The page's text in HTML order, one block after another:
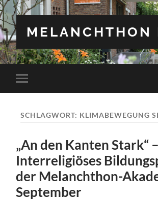
MELANCHTHON
Mobile-
Menü
SCHLAGWORT: KLIMABEWEGUNG
„An den Kanten Stark“ –
Interreligiöses
der Melanchthon-
September